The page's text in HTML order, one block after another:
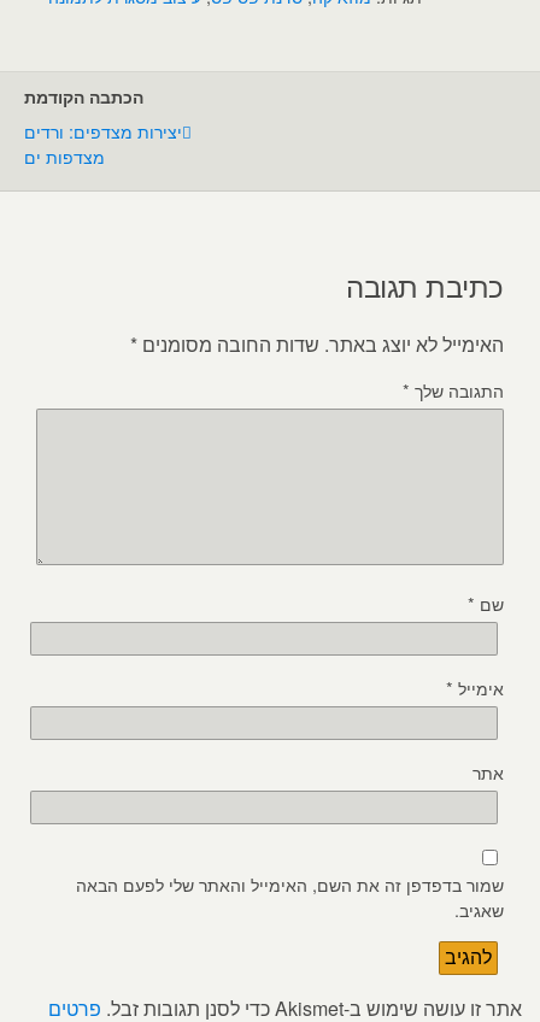
הכתבה הקודמת
יצירות מצדפים: ורדים
מצדפות ים
כתיבת תגובה
האימייל לא יוצג באתר. שדות החובה מסומנים *
התגובה שלך *
שם *
אימייל *
אתר
שמור בדפדפן זה את השם, האימייל והאתר שלי לפעם הבאה
שאגיב.
אתר זו עושה שימוש ב-Akismet כדי לסנן תגובות זבל.
פרטים